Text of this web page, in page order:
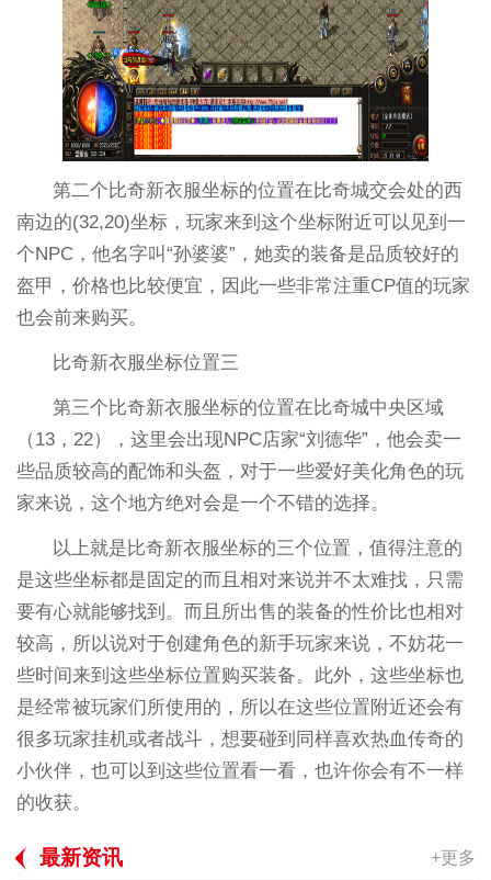
第二个比奇新衣服坐标的位置在比奇城交会处的西
南边的(32,20)坐标，玩家来到这个坐标附近可以见到一
个NPC，他名字叫“孙婆婆”，她卖的装备是品质较好的
盔甲，价格也比较便宜，因此一些非常注重CP值的玩家
也会前来购买。
比奇新衣服坐标位置三
第三个比奇新衣服坐标的位置在比奇城中央区域
（13，22），这里会出现NPC店家“刘德华”，他会卖一
些品质较高的配饰和头盔，对于一些爱好美化角色的玩
家来说，这个地方绝对会是一个不错的选择。
以上就是比奇新衣服坐标的三个位置，值得注意的
是这些坐标都是固定的而且相对来说并不太难找，只需
要有心就能够找到。而且所出售的装备的性价比也相对
较高，所以说对于创建角色的新手玩家来说，不妨花一
些时间来到这些坐标位置购买装备。此外，这些坐标也
是经常被玩家们所使用的，所以在这些位置附近还会有
很多玩家挂机或者战斗，想要碰到同样喜欢热血传奇的
小伙伴，也可以到这些位置看一看，也许你会有不一样
的收获。
最新资讯 +更多